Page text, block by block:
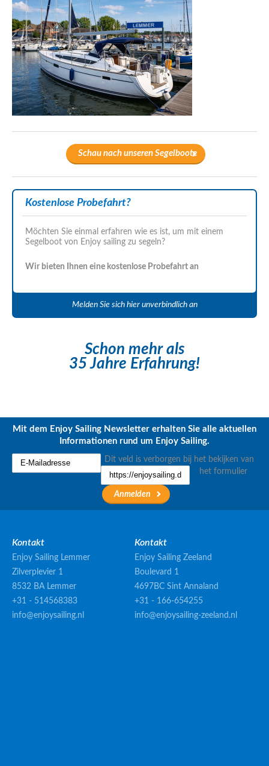
Schau nach unseren Segelboote
Kostenlose Probefahrt?
Möchten Sie einmal erfahren wie es ist, um mit einem
Segelboot von Enjoy sailing zu segeln?
Wir bieten Ihnen eine kostenlose Probefahrt an
Melden Sie sich hier unverbindlich an
Schon mehr als
35 Jahre Erfahrung!
Mit dem Enjoy Sailing Newsletter erhalten Sie alle aktuellen
Informationen rund um Enjoy Sailing.
Dit veld is verborgen bij het bekijken van
het formulier
Kontakt
Enjoy Sailing Lemmer
Zilverplevier 1
8532 BA Lemmer
+31 - 514568383
info@enjoysailing.nl
Kontakt
Enjoy Sailing Zeeland
Boulevard 1
4697BC Sint Annaland
+31 - 166-654255
info@enjoysailing-zeeland.nl